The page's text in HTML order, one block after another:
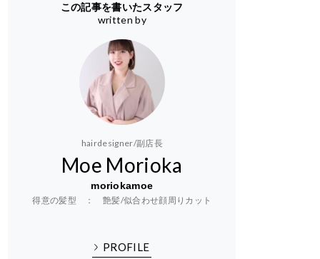
この記事を書いたスタッフ
written by
hairdesigner/副店長
Moe Morioka
moriokamoe
得意の髪型 ： 艶髪/似合わせ顔周りカット
PROFILE